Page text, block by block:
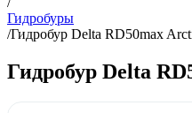
Гидробуры
/Гидробур Delta RD50max
Гидробур Delta